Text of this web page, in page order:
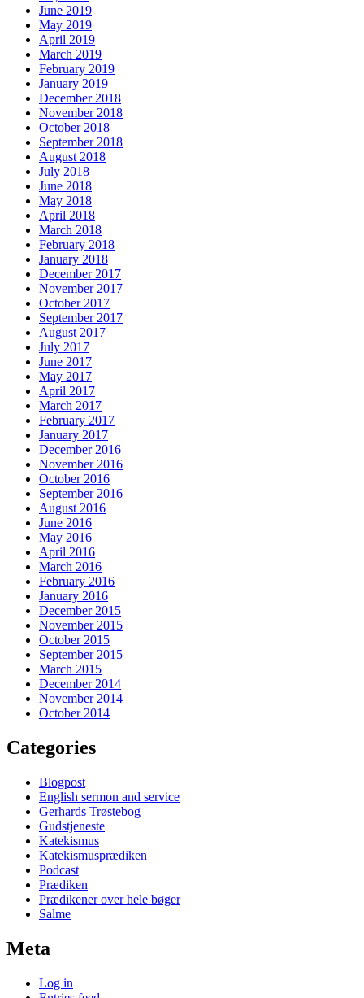
June 2019
May 2019
April 2019
March 2019
February 2019
January 2019
December 2018
November 2018
October 2018
September 2018
August 2018
July 2018
June 2018
May 2018
April 2018
March 2018
February 2018
January 2018
December 2017
November 2017
October 2017
September 2017
August 2017
July 2017
June 2017
May 2017
April 2017
March 2017
February 2017
January 2017
December 2016
November 2016
October 2016
September 2016
August 2016
June 2016
May 2016
April 2016
March 2016
February 2016
January 2016
December 2015
November 2015
October 2015
September 2015
March 2015
December 2014
November 2014
October 2014
Categories
Blogpost
English sermon and service
Gerhards Trøstebog
Gudstjeneste
Katekismus
Katekismusprædiken
Podcast
Prædiken
Prædikener over hele bøger
Salme
Meta
Log in